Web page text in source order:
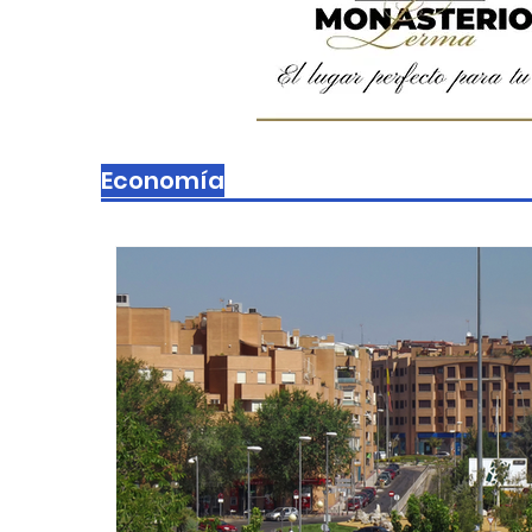
Economía